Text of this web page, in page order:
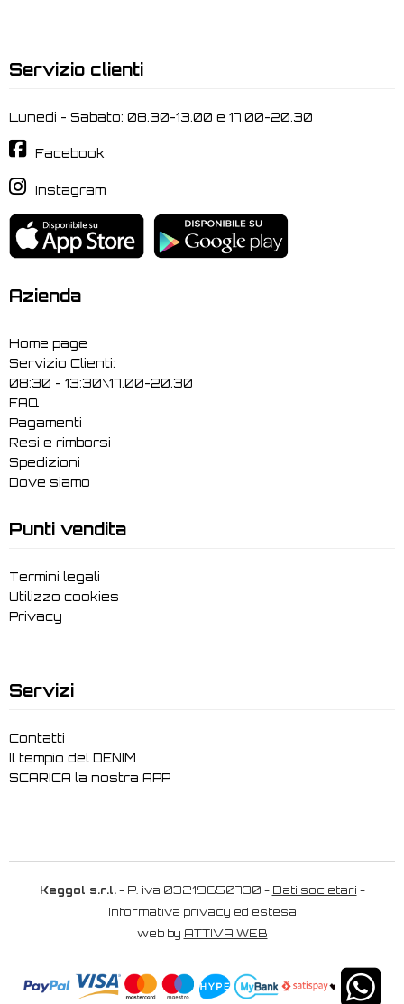
Servizio clienti
Lunedi - Sabato: 08.30-13.00 e 17.00-20.30
Facebook
Instagram
Azienda
Home page
Servizio Clienti:
08:30 - 13:30\17.00-20.30
FAQ
Pagamenti
Resi e rimborsi
Spedizioni
Dove siamo
Punti vendita
Termini legali
Utilizzo cookies
Privacy
Servizi
Contatti
Il tempio del DENIM
SCARICA la nostra APP
Keggol s.r.l.- P. iva 03219650730 - Dati societari -
Informativa privacy ed estesa
web by ATTIVA WEB